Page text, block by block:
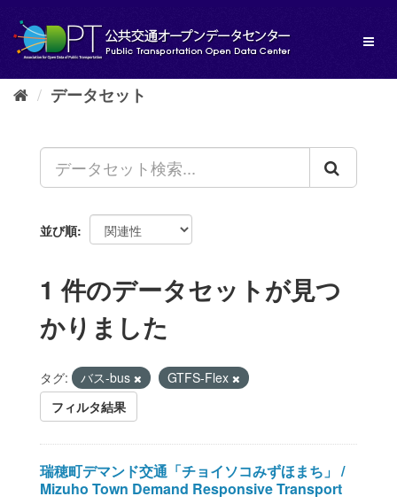
し
データセット
並び順
1 件のデータセットが見つ
かりました
タグ: バス-bus
GTFS-Flex
フィルタ結果
瑞穂町デマンド交通「チョイソコみずほまち」 /
Mizuho Town Demand Responsive Transport